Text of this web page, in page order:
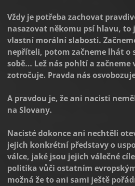
Vždy je potřeba zachovat
nasazovat někomu psí hlavu, to
vlastní morální slabosti.
nepříteli, potom začneme lhát o
sobě... Lež nás pohltí a začneme
zotročuje. Pravda nás
A pravdou je, že ani nacisti
na Slovany.
Nacisté dokonce ani nechtěli
jejich konkrétní představy o
válce, jaké jsou jejich válečné
politika vůči ostatním
možná že to ani sami ještě